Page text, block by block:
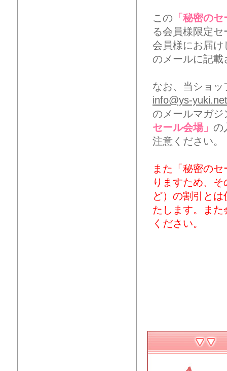
この 「秘密の
る会員様限定
会員様にお届け
のメールに記載
なお、当ショ
info@ys-yuki.net
のメールマガジ
セール会場」 の
注意ください。
また「秘密の
りますため、
ど）の割引と
たします。ま
ください。